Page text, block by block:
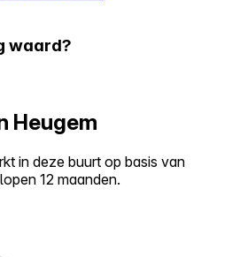
waard?
Heugem
in deze buurt op basis van
12 maanden.